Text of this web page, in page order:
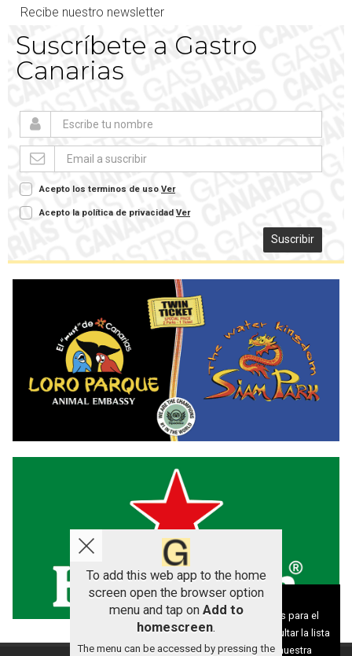
Recibe nuestro newsletter
Suscríbete a Gastro
Canarias
Acepto los terminos de uso Ver
Acepto la política de privacidad Ver
Suscribir
To add this web app to the home
screen open the browser option
menu and tap on Add to
homescreen.
The menu can be accessed by pressing the
Aviso sobre el Uso de cookies:
Utilizamos cookies nuestras y de terceros para el
funcionamiento del digital. Puedes consultar la lista
de cookies y como desconectarlas. Ver nuestra